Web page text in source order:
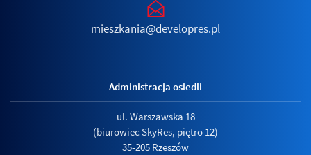
mieszkania@developres.pl
Administracja osiedli
ul. Warszawska 18
(biurowiec SkyRes, piętro 12)
35-205 Rzeszów